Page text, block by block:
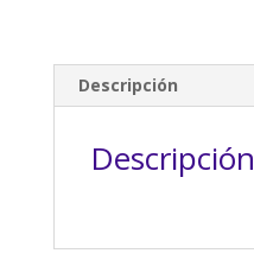
Descripción
Descripción